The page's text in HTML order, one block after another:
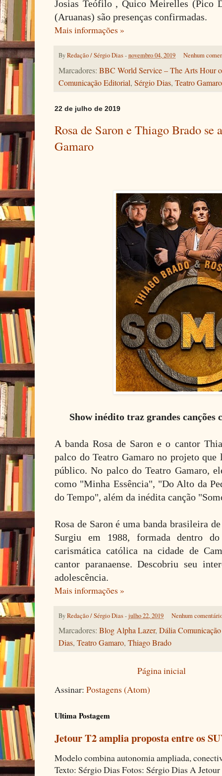
Josias Teófilo , Quico Meirelles (Pico
(Aruanas) são presenças confirmadas.
Mais informações »
ByRedação / Sérgio Dias-novembro 04, 2019 Nenhum
Marcadores: BBC World Service – The Arts Hour
Comunicação Editorial, Sérgio Dias, Teatro Gamaro
22 de julho de 2019
Rosa de Saron e Thiago Brado se
Gamaro
Show inédito traz grandes
A banda Rosa de Saron e o cantor
palco do Teatro Gamaro no projeto que
público. No palco do Teatro Gamaro,
como "Minha Essência", "Do Alto da
do Tempo", além da inédita canção
Rosa de Saron é uma banda brasileira
Surgiu em 1988, formada dentro
carismática católica na cidade de
cantor paranaense. Descobriu seu
adolescência.
Mais informações »
ByRedação / Sérgio Dias-julho 22, 2019 Nenhum
Marcadores: Blog Alpha Lazer, Dália
Dias, Teatro Gamaro, Thiago Brado
Página inicial
Assinar: Postagens (Atom)
Ultima Postagem
Jetour T2 amplia proposta entre os
Modelo combina autonomia ampliada,
Texto: Sérgio Dias Fotos: Sérgio Dias A